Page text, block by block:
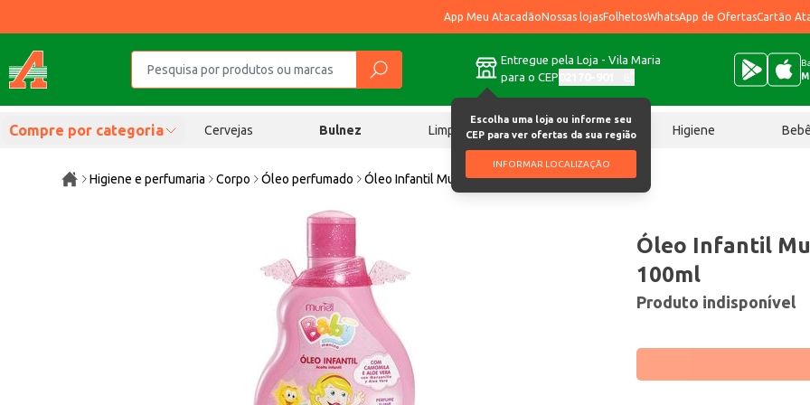
App Meu AtacadãoNossas lojasFolhetosWhatsApp de OfertasCartão
Entregue pela Loja - Vila Maria
para o CEP
Escolha uma loja ou informe seu
CEP para ver ofertas da sua região
INFORMAR LOCALIZAÇÃO
Compre por categoria Cervejas Bulnez Limpeza Chocolates Higiene
Higiene e perfumaria Corpo Óleo perfumado Óleo Infantil Muriel Baby Rosa 100ml
Óleo Infantil
100ml
Produto indisponível